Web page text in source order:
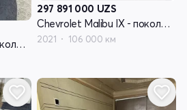
Chevrolet Malibu IX - поколение рестайлинг
297 891 000 UZS
Chevrolet Malibu IX - поколение рестайлинг
2021 106 000 км